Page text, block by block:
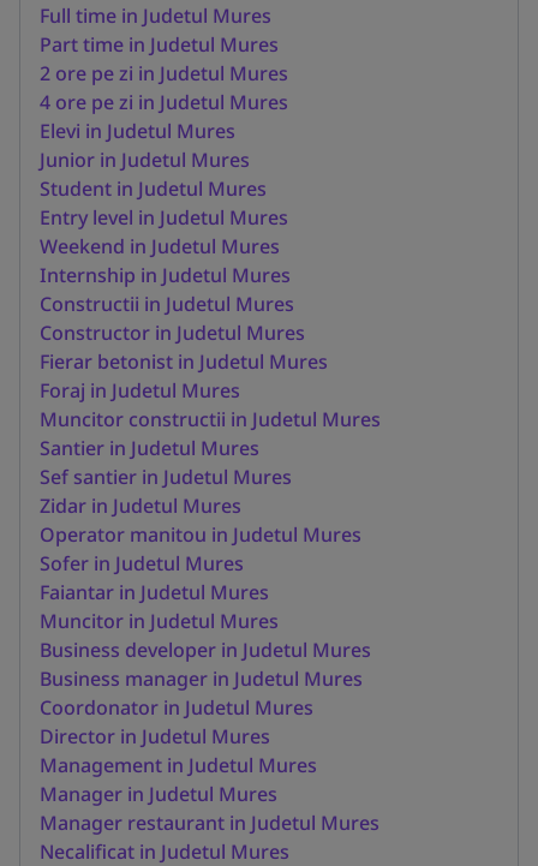
Full time in Judetul Mures
Part time in Judetul Mures
2 ore pe zi in Judetul Mures
4 ore pe zi in Judetul Mures
Elevi in Judetul Mures
Junior in Judetul Mures
Student in Judetul Mures
Entry level in Judetul Mures
Weekend in Judetul Mures
Internship in Judetul Mures
Constructii in Judetul Mures
Constructor in Judetul Mures
Fierar betonist in Judetul Mures
Foraj in Judetul Mures
Muncitor constructii in Judetul Mures
Santier in Judetul Mures
Sef santier in Judetul Mures
Zidar in Judetul Mures
Operator manitou in Judetul Mures
Sofer in Judetul Mures
Faiantar in Judetul Mures
Muncitor in Judetul Mures
Business developer in Judetul Mures
Business manager in Judetul Mures
Coordonator in Judetul Mures
Director in Judetul Mures
Management in Judetul Mures
Manager in Judetul Mures
Manager restaurant in Judetul Mures
Necalificat in Judetul Mures